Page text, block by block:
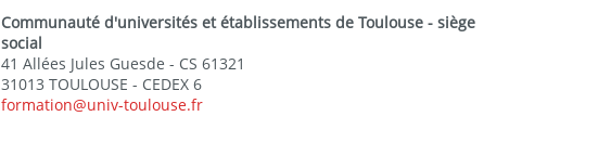
Communauté d'universités et établissements de Toulouse - siège
social
41 Allées Jules Guesde - CS 61321
31013 TOULOUSE - CEDEX 6
formation@univ-toulouse.fr